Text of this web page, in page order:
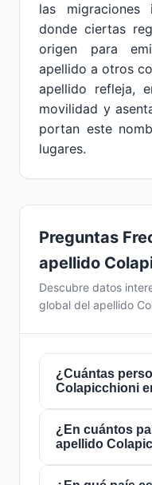
las
donde ciertas
origen para
apellido a otros
apellido refleja,
movilidad y
portan este
lugares.
Preguntas
apellido
Descubre datos
global del apellido
¿Cuántas
Colapicchioni
Actualmente hay
personascon el
todo el mundo.
¿En cuántos
apellido